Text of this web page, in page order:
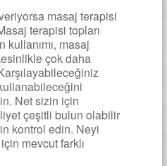
masaj terapisi
terapisi topları
kullanımı, masaj
çok daha
Net sizin için
çeşitli bulun olabilir
kontrol edin. Neyi
mevcut farklı